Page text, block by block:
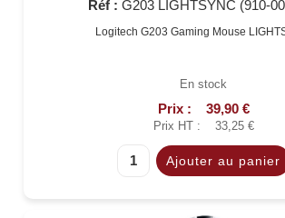
Réf : G203 LIGHTSYNC (910-
Logitech G203 Gaming Mouse
En stock
Prix : 39,90 €
Prix HT : 33,25 €